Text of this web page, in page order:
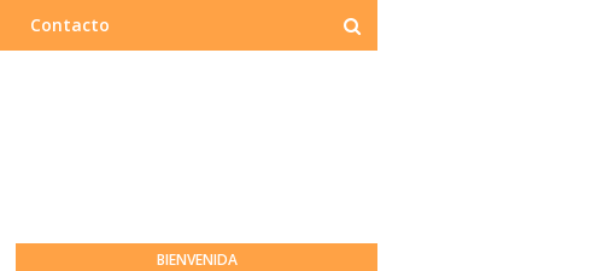
Contacto
BIENVENIDA